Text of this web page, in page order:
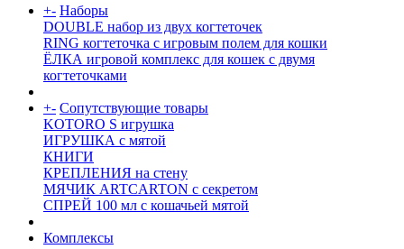
+- Наборы
DOUBLE набор из двух когтеточек
RING когтеточка c игровым полем для кошки
ЁЛКА игровой комплекс для кошек с двумя
когтеточками
+- Сопутствующие товары
KOTORO S игрушка
ИГРУШКА с мятой
КНИГИ
КРЕПЛЕНИЯ на стену
МЯЧИК ARTCARTON с секретом
СПРЕЙ 100 мл с кошачьей мятой
Комплексы